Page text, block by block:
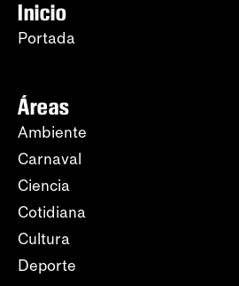
Inicio
Portada
Áreas
Ambiente
Carnaval
Ciencia
Cotidiana
Cultura
Deporte